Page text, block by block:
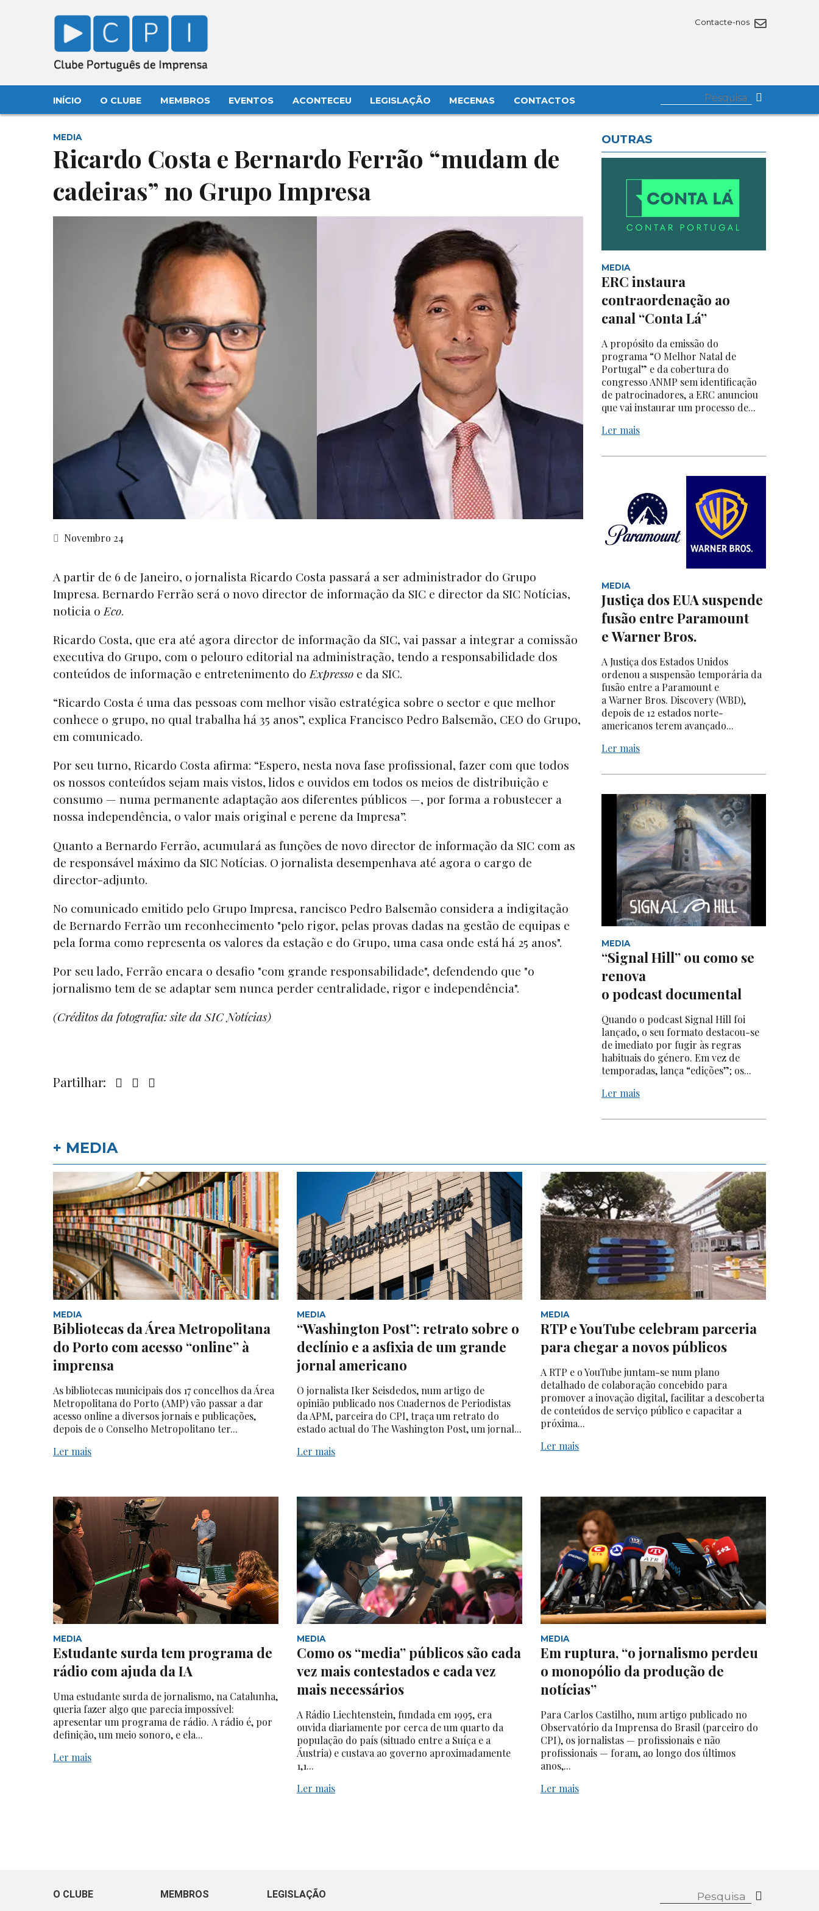
Contacte-nos
INÍCIO O CLUBE MEMBROS EVENTOS ACONTECEU LEGISLAÇÃO MECENAS CONTACTOS
MEDIA
Ricardo Costa e Bernardo Ferrão “mudam de
cadeiras” no Grupo Impresa
Novembro 24
A partir de 6 de Janeiro, o jornalista Ricardo Costa passará a ser administrador do Grupo
Impresa. Bernardo Ferrão será o novo director de informação da SIC e director da SIC Notícias,
noticia o Eco.
Ricardo Costa, que era até agora director de informação da SIC, vai passar a integrar a comissão
executiva do Grupo, com o pelouro editorial na administração, tendo a responsabilidade dos
conteúdos de informação e entretenimento do Expresso e da SIC.
“Ricardo Costa é uma das pessoas com melhor visão estratégica sobre o sector e que melhor
conhece o grupo, no qual trabalha há 35 anos”, explica Francisco Pedro Balsemão, CEO do Grupo,
em comunicado.
Por seu turno, Ricardo Costa afirma: “Espero, nesta nova fase profissional, fazer com que todos
os nossos conteúdos sejam mais vistos, lidos e ouvidos em todos os meios de distribuição e
consumo — numa permanente adaptação aos diferentes públicos —, por forma a robustecer a
nossa independência, o valor mais original e perene da Impresa”.
Quanto a Bernardo Ferrão, acumulará as funções de novo director de informação da SIC com as
de responsável máximo da SIC Notícias. O jornalista desempenhava até agora o cargo de
director-adjunto.
No comunicado emitido pelo Grupo Impresa, rancisco Pedro Balsemão considera a indigitação
de Bernardo Ferrão um reconhecimento "pelo rigor, pelas provas dadas na gestão de equipas e
pela forma como representa os valores da estação e do Grupo, uma casa onde está há 25 anos".
Por seu lado, Ferrão encara o desafio "com grande responsabilidade", defendendo que "o
jornalismo tem de se adaptar sem nunca perder centralidade, rigor e independência".
(Créditos da fotografia:siteda SIC Notícias)
Partilhar:
OUTRAS
MEDIA
ERC instaura
contraordenação ao
canal “Conta Lá”
A propósito da emissão do
programa “O Melhor Natal de
Portugal” e da cobertura do
congresso ANMP sem identificação
de patrocinadores, a ERC anunciou
que vai instaurar um processo de...
Ler mais
MEDIA
Justiça dos EUA suspende
fusão entre Paramount
e Warner Bros.
A Justiça dos Estados Unidos
ordenou a suspensão temporária da
fusão entre a Paramount e
a Warner Bros. Discovery (WBD),
depois de 12 estados norte-
americanos terem avançado...
Ler mais
MEDIA
“Signal Hill” ou como se
renova
o podcast documental
Quando o podcast Signal Hill foi
lançado, o seu formato destacou-se
de imediato por fugir às regras
habituais do género. Em vez de
temporadas, lança “edições”; os...
Ler mais
+ MEDIA
MEDIA
Bibliotecas da Área Metropolitana
do Porto com acesso “online” à
imprensa
As bibliotecas municipais dos 17 concelhos da Área
Metropolitana do Porto (AMP) vão passar a dar
acesso online a diversos jornais e publicações,
depois de o Conselho Metropolitano ter...
Ler mais
MEDIA
“Washington Post”: retrato sobre o
declínio e a asfixia de um grande
jornal americano
O jornalista Iker Seisdedos, num artigo de
opinião publicado nos Cuadernos de Periodistas
da APM, parceira do CPI, traça um retrato do
estado actual do The Washington Post, um jornal...
Ler mais
MEDIA
RTP e YouTube celebram parceria
para chegar a novos públicos
A RTP e o YouTube juntam-se num plano
detalhado de colaboração concebido para
promover a inovação digital, facilitar a descoberta
de conteúdos de serviço público e capacitar a
próxima...
Ler mais
MEDIA
Estudante surda tem programa de
rádio com ajuda da IA
Uma estudante surda de jornalismo, na Catalunha,
queria fazer algo que parecia impossível:
apresentar um programa de rádio. A rádio é, por
definição, um meio sonoro, e ela...
Ler mais
MEDIA
Como os “media” públicos são cada
vez mais contestados e cada vez
mais necessários
A Rádio Liechtenstein, fundada em 1995, era
ouvida diariamente por cerca de um quarto da
população do país (situado entre a Suíça e a
Áustria) e custava ao governo aproximadamente
1,1...
Ler mais
MEDIA
Em ruptura, “o jornalismo perdeu
o monopólio da produção de
notícias”
Para Carlos Castilho, num artigo publicado no
Observatório da Imprensa do Brasil (parceiro do
CPI), os jornalistas — profissionais e não
profissionais — foram, ao longo dos últimos
anos,...
Ler mais
O CLUBE MEMBROS LEGISLAÇÃO